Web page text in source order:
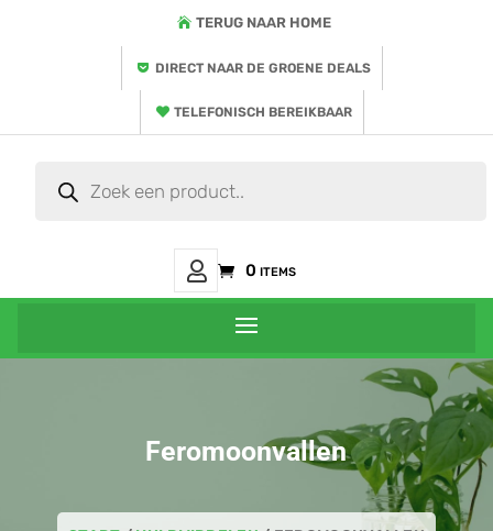
TERUG NAAR HOME
DIRECT NAAR DE GROENE DEALS
TELEFONISCH BEREIKBAAR
zoeken
Mijn
0 items
Feromoonvallen